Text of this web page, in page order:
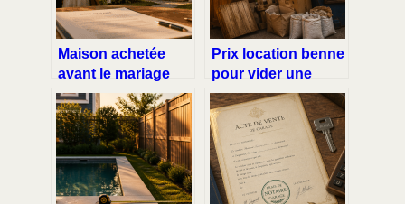
Maison achetée
avant le mariage
sans contrat :
comment protéger
votre patrimoine
personnel ?
Prix location benne
pour vider une
maison : de 150 € à
850 €, les 4 facteurs
de coût